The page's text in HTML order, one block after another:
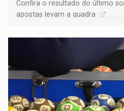
Confira o resultado do último
apostas levam a quadra